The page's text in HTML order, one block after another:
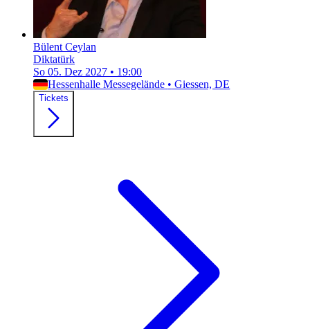
Bülent Ceylan
Diktatürk
So 05. Dez 2027 • 19:00
Hessenhalle Messegelände • Giessen, DE
Tickets